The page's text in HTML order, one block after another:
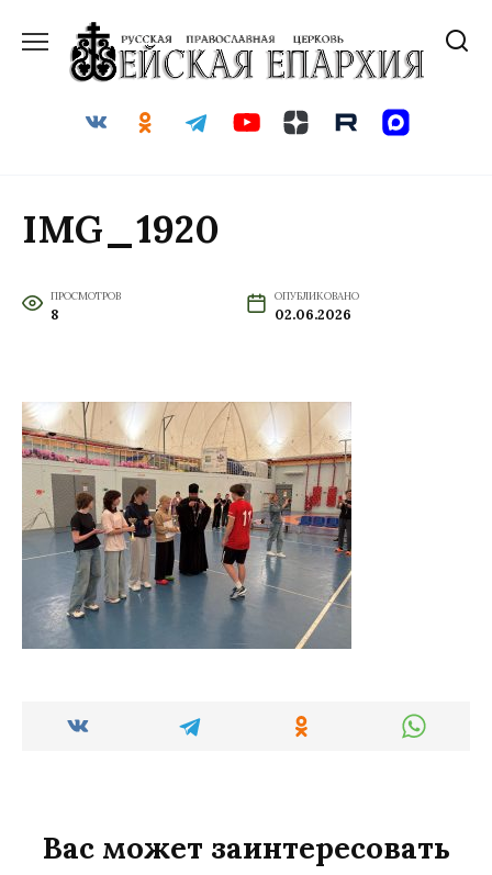
содержанию
IMG_1920
ПРОСМОТРОВ
8
ОПУБЛИКОВАНО
02.06.2026
Вас может заинтересовать